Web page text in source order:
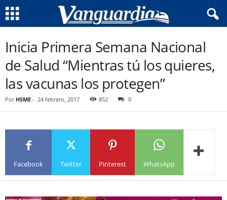
Inicia Primera Semana Nacional
de Salud “Mientras tú los quieres,
las vacunas los protegen”
Por HSME - 24 febrero, 2017 852 0
Facebook Twitter Pinterest WhatsApp